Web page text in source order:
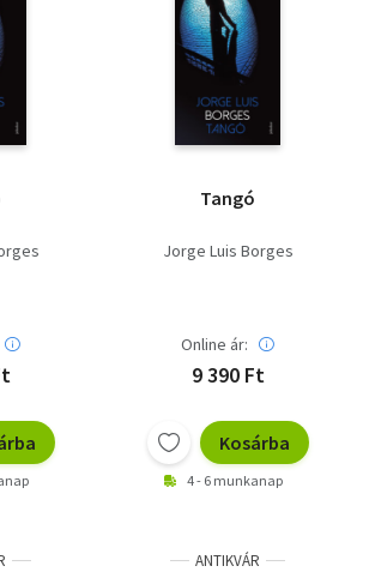
Tangó
Jorge Luis Borges
Online ár:
9 390 Ft
Kosárba
4 - 6 munkanap
ANTIKVÁR